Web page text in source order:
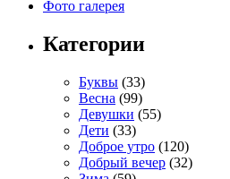
Фото галерея
Категории
Буквы (33)
Весна (99)
Девушки (55)
Дети (33)
Доброе утро (120)
Добрый вечер (32)